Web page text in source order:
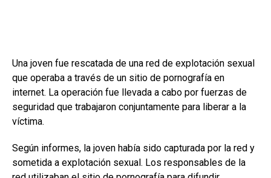
Una joven fue rescatada de una red de explotación sexual
que operaba a través de un sitio de pornografía en
internet. La operación fue llevada a cabo por fuerzas de
seguridad que trabajaron conjuntamente para liberar a la
víctima.
Según informes, la joven había sido capturada por la red y
sometida a explotación sexual. Los responsables de la